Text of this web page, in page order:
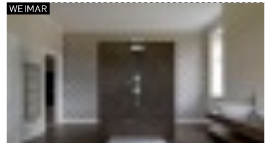
WEIMAR